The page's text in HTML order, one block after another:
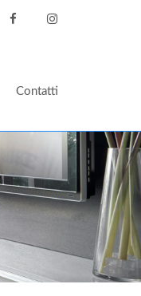
Contatti